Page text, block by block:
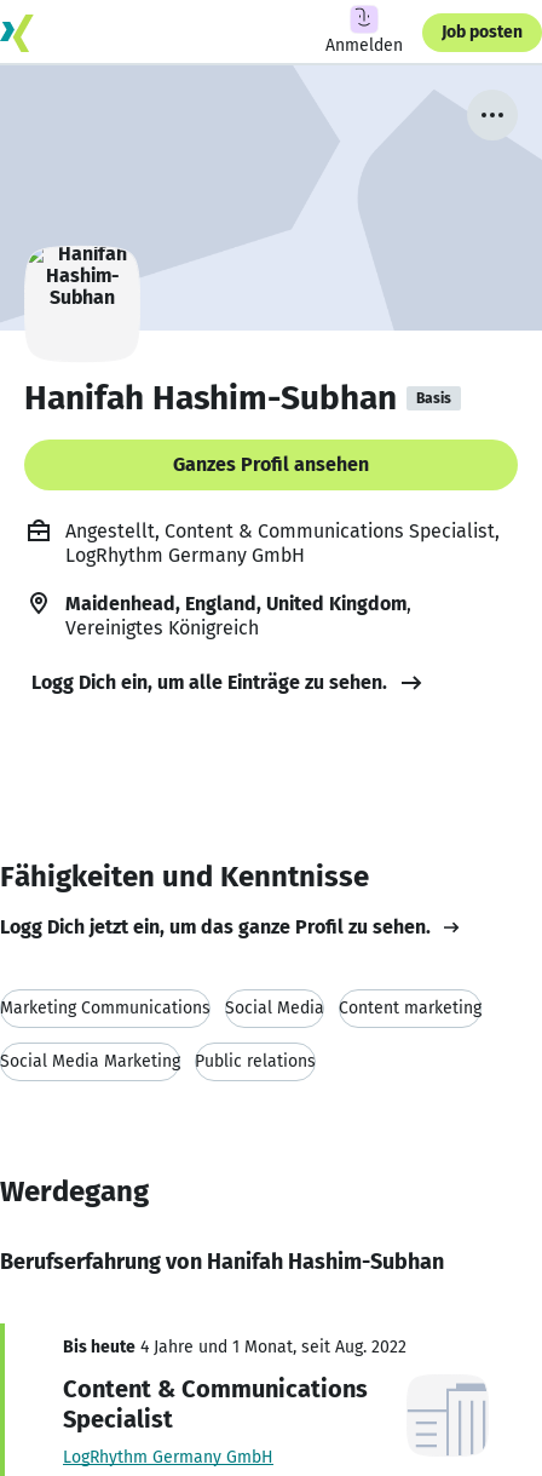
Anmelden
Job posten
Hanifah Hashim-Subhan Basis
Ganzes Profil ansehen
Angestellt, Content & Communications Specialist,
LogRhythm Germany GmbH
Maidenhead, England, United Kingdom,
Vereinigtes Königreich
Logg Dich ein, um alle Einträge zu sehen.
Fähigkeiten und Kenntnisse
Logg Dich jetzt ein, um das ganze Profil zu sehen.
Marketing Communications Social Media Content marketing
Social Media Marketing Public relations
Werdegang
Berufserfahrung von Hanifah Hashim-Subhan
Bis heute 4 Jahre und 1 Monat, seit Aug. 2022
Content & Communications
Specialist
LogRhythm Germany GmbH